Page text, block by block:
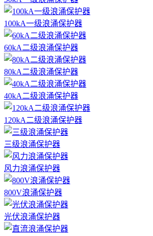
100kA一级浪涌保护器
60kA二级浪涌保护器
80kA二级浪涌保护器
40kA二级浪涌保护器
120kA二级浪涌保护器
三级浪涌保护器
风力浪涌保护器
800V浪涌保护器
光伏浪涌保护器